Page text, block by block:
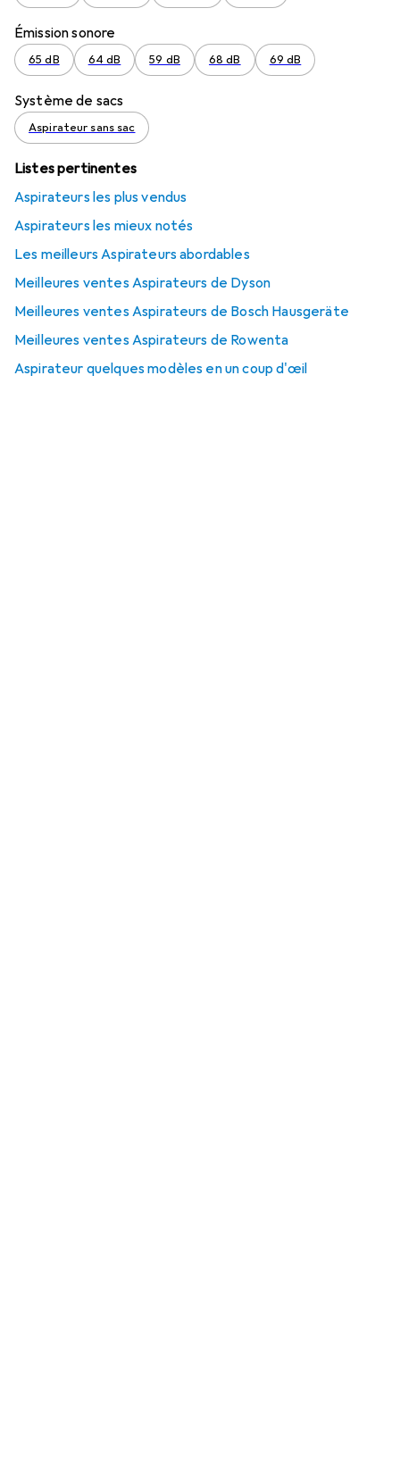
Émission sonore
65 dB 64 dB 59 dB 68 dB 69 dB
Système de sacs
Aspirateur sans sac
Listes pertinentes
Aspirateurs les plus vendus
Aspirateurs les mieux notés
Les meilleurs Aspirateurs abordables
Meilleures ventes Aspirateurs de Dyson
Meilleures ventes Aspirateurs de Bosch Hausgeräte
Meilleures ventes Aspirateurs de Rowenta
Aspirateur quelques modèles en un coup d'œil